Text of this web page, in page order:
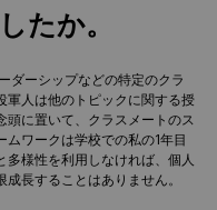
たか。
ダーシップなどの特定のクラ
軍人は他のトピックに関する授
頭に置いて、クラスメートのス
ワークは学校での私の1年目
様性を利用しなければ、個人
長することはありません。